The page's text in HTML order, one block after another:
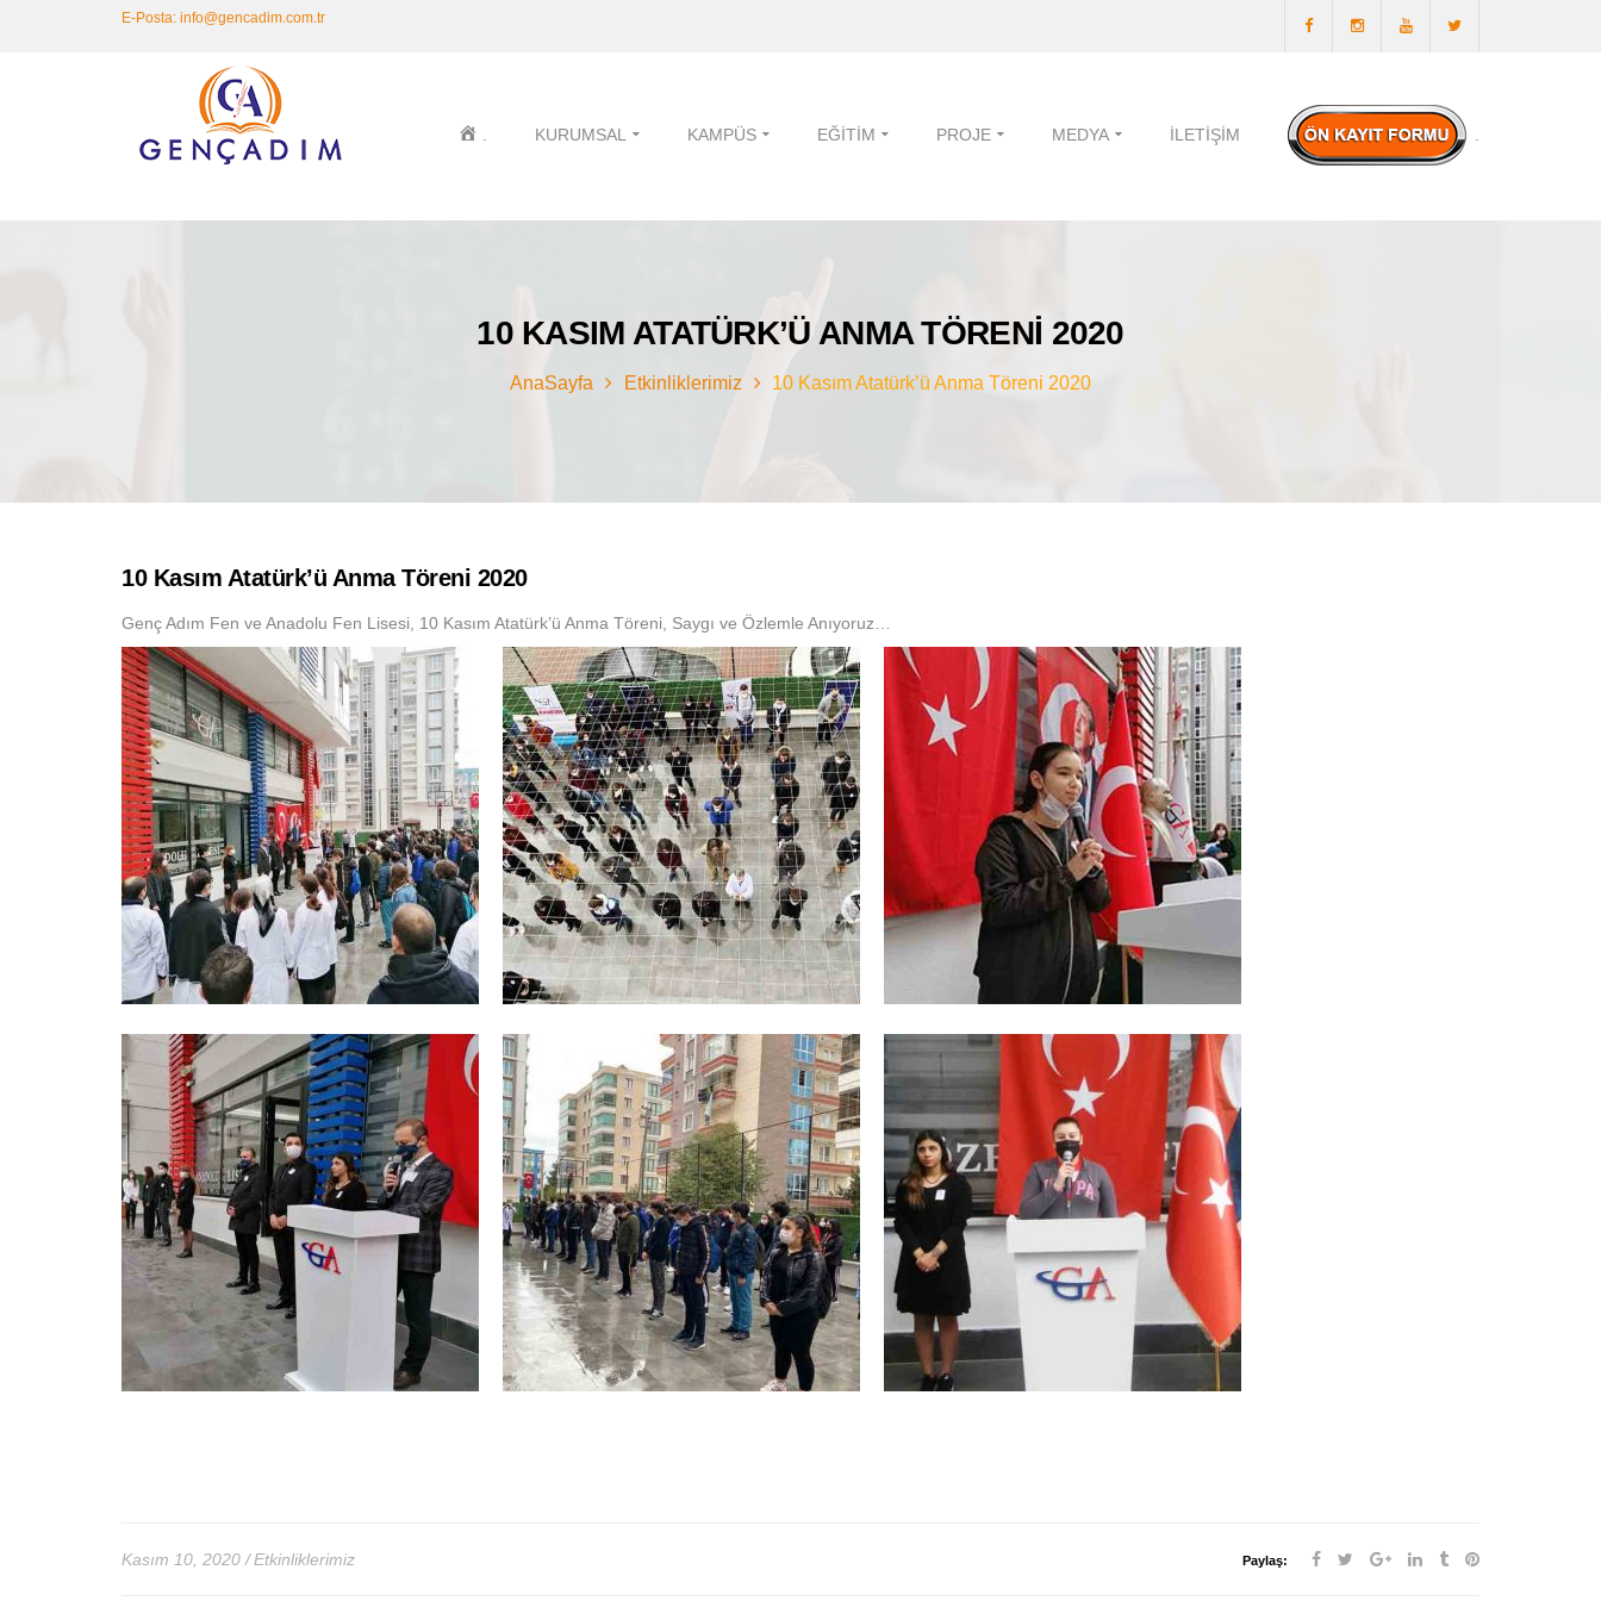
E-Posta: info@gencadim.com.tr
. KURUMSAL KAMPÜS EĞITIM PROJE MEDYA İLETIŞIM .
10 KASIM ATATÜRK’Ü ANMA TÖRENI 2020
AnaSayfa Etkinliklerimiz 10 Kasım Atatürk’ü Anma Töreni 2020
10 Kasım Atatürk’ü Anma Töreni 2020
Genç Adım Fen ve Anadolu Fen Lisesi, 10 Kasım Atatürk’ü Anma Töreni, Saygı ve Özlemle Anıyoruz…
Kasım 10, 2020 Etkinliklerimiz Paylaş: